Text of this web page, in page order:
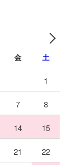
金 土
1
7 8
14 15
21 22